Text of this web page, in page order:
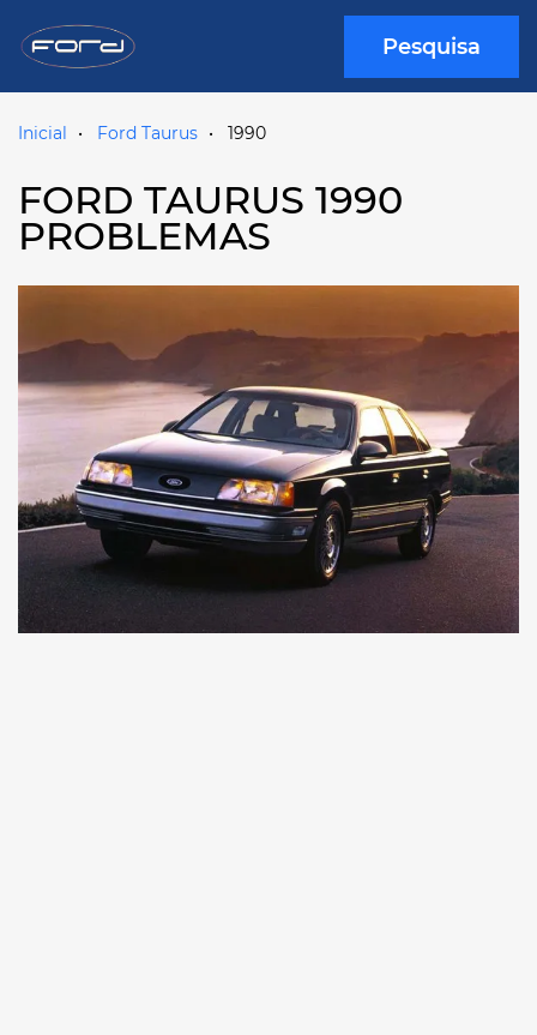
Pesquisa
Inicial Ford Taurus 1990
FORD TAURUS 1990
PROBLEMAS